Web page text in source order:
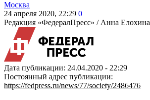
Москва
24 апреля 2020, 22:29 0
Редакция «ФедералПресс» / Анна Елохина
Дата публикации: 24.04.2020 - 22:29
Постоянный адрес публикации:
https://fedpress.ru/news/77/society/2486476